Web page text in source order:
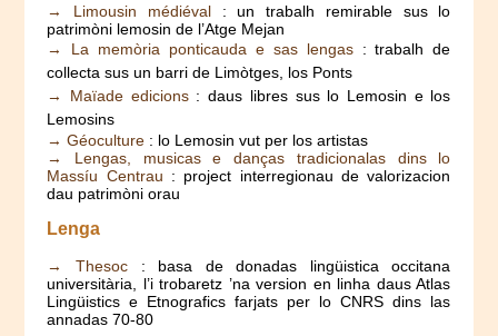
→ Limousin médiéval: un trabalh remirable sus lo
patrimòni lemosin de l’Atge Mejan
→ La memòria ponticauda e sas lengas: trabalh de
collecta sus un barri de Limòtges, los Ponts
→ Maïade edicions: daus libres sus lo Lemosin e los
Lemosins
→ Géoculture : lo Lemosin vut per los artistas
→ Lengas, musicas e danças tradicionalas dins lo
Massíu Centrau : project interregionau de valorizacion
dau patrimòni orau
Lenga
→ Thesoc: basa de donadas lingüistica occitana
universitària, l’i trobaretz ’na version en linha daus Atlas
Lingüistics e Etnografics farjats per lo CNRS dins las
annadas 70-80